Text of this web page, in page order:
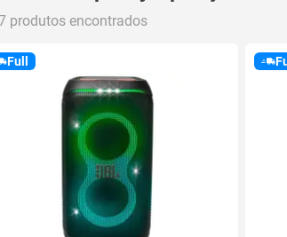
produtos encontrados
Full